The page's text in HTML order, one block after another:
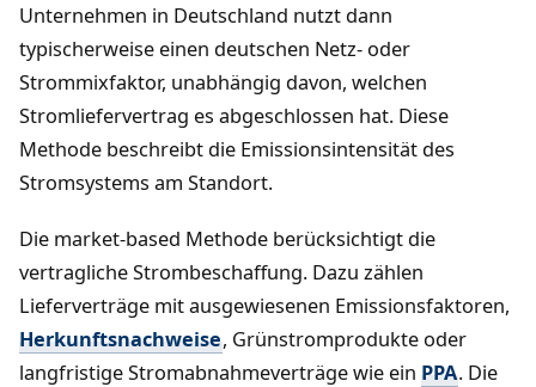
Unternehmen in Deutschland nutzt dann
typischerweise einen deutschen Netz- oder
Strommixfaktor, unabhängig davon, welchen
Stromliefervertrag es abgeschlossen hat. Diese
Methode beschreibt die Emissionsintensität des
Stromsystems am Standort.
Die market-based Methode berücksichtigt die
vertragliche Strombeschaffung. Dazu zählen
Lieferverträge mit ausgewiesenen Emissionsfaktoren,
Herkunftsnachweise, Grünstromprodukte oder
langfristige Stromabnahmeverträge wie ein PPA. Die